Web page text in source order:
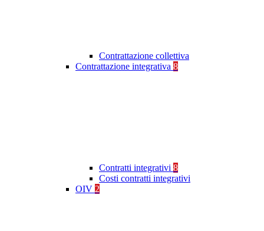
Contrattazione collettiva
Contrattazione integrativa 8
Contratti integrativi 8
Costi contratti integrativi
OIV 2